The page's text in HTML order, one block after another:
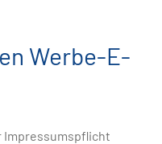
Werbe-E-
Impressumspflicht